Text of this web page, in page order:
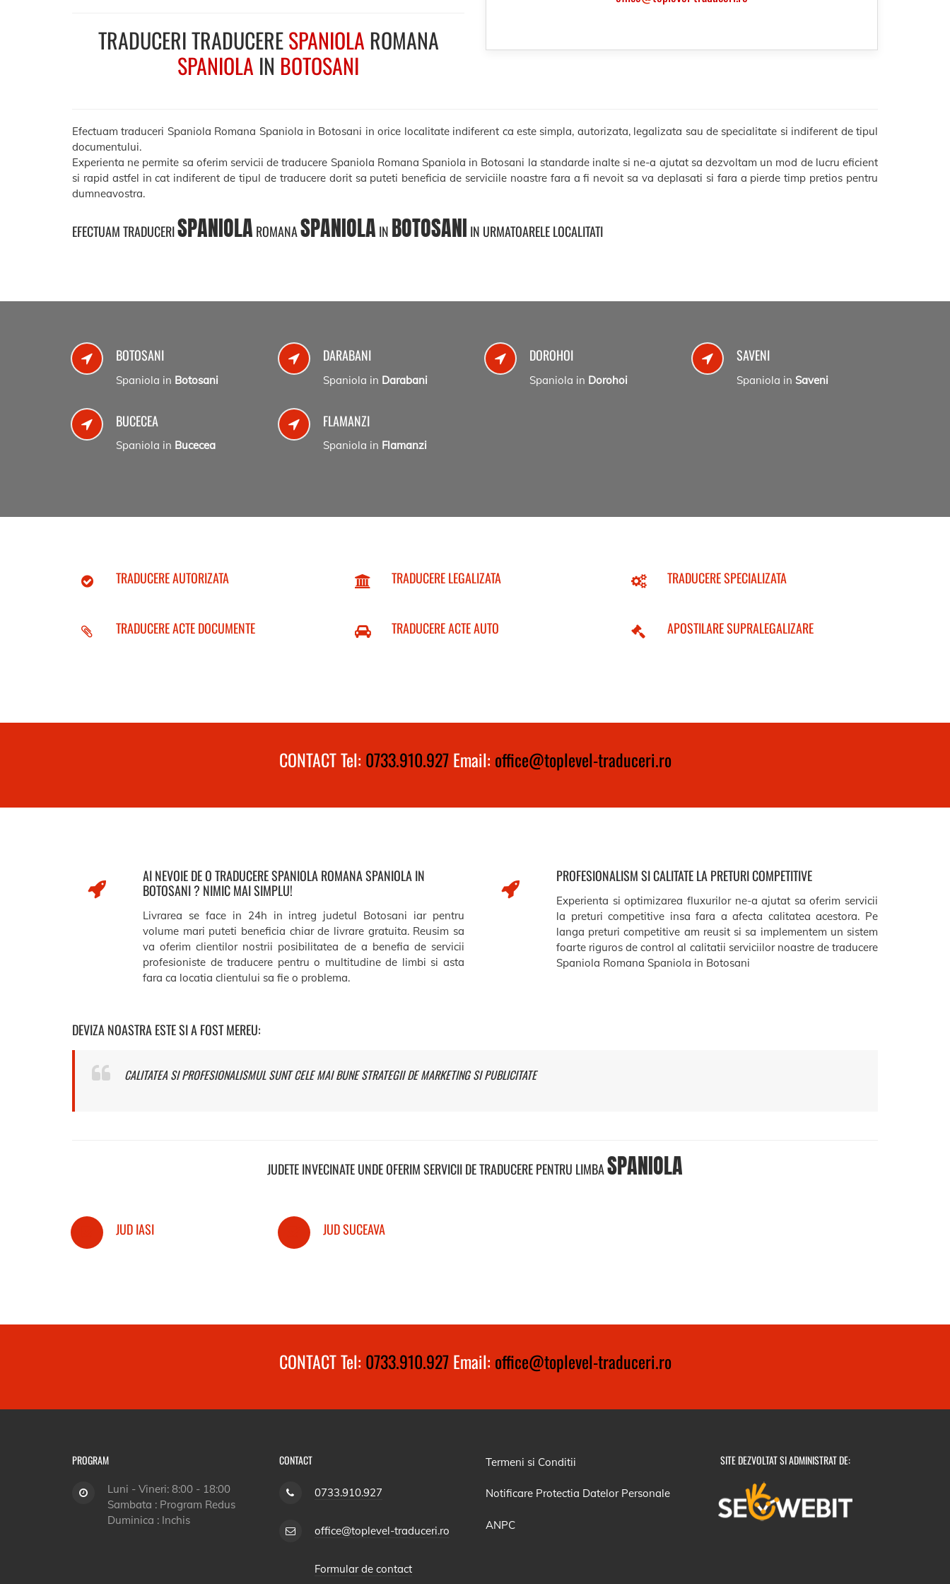
TRADUCERI TRADUCERESPANIOLA ROMANA
SPANIOLA IN BOTOSANI
Efectuam traduceri Spaniola Romana Spaniola in Botosani in orice localitate indiferent ca este simpla, autorizata, legalizata sau de specialitate si indiferent de tipul
documentului.
Experienta ne permite sa oferim servicii de traducere Spaniola Romana Spaniola in Botosani la standarde inalte si ne-a ajutat sa dezvoltam un mod de lucru eficient
si rapid astfel in cat indiferent de tipul de traducere dorit sa puteti beneficia de serviciile noastre fara a fi nevoit sa va deplasati si fara a pierde timp pretios pentru
dumneavostra.
EFECTUAM TRADUCERISPANIOLA ROMANASPANIOLA IN BOTOSANI IN URMATOARELE LOCALITATI
BOTOSANI
Spaniola in Botosani
DARABANI
Spaniola in Darabani
DOROHOI
Spaniola in Dorohoi
SAVENI
Spaniola in Saveni
BUCECEA
Spaniola in Bucecea
FLAMANZI
Spaniola in Flamanzi
TRADUCERE AUTORIZATA TRADUCERE LEGALIZATA TRADUCERE SPECIALIZATA
TRADUCERE ACTE DOCUMENTE TRADUCERE ACTE AUTO APOSTILARE SUPRALEGALIZARE
CONTACT Tel: 0733.910.927Email: office@toplevel-traduceri.ro
AI NEVOIE DE O TRADUCERE SPANIOLA ROMANA SPANIOLA IN
BOTOSANI ? NIMIC MAI SIMPLU!
Livrarea se face in 24h in intreg judetul Botosani iar pentru
volume mari puteti beneficia chiar de livrare gratuita. Reusim sa
va oferim clientilor nostrii posibilitatea de a benefia de servicii
profesioniste de traducere pentru o multitudine de limbi si asta
fara ca locatia clientului sa fie o problema.
PROFESIONALISM SI CALITATE LA PRETURI COMPETITIVE
Experienta si optimizarea fluxurilor ne-a ajutat sa oferim servicii
la preturi competitive insa fara a afecta calitatea acestora. Pe
langa preturi competitive am reusit si sa implementem un sistem
foarte riguros de control al calitatii serviciilor noastre de traducere
Spaniola Romana Spaniola in Botosani
DEVIZA NOASTRA ESTE SI A FOST MEREU:
CALITATEA SI PROFESIONALISMUL SUNT CELE MAI BUNE STRATEGII DE MARKETING SI PUBLICITATE
JUDETE INVECINATE UNDE OFERIM SERVICII DE TRADUCERE PENTRU LIMBASPANIOLA
JUD IASI JUD SUCEAVA
CONTACT Tel: 0733.910.927Email: office@toplevel-traduceri.ro
PROGRAM
Luni - Vineri: 8:00 - 18:00
Sambata : Program Redus
Duminica : Inchis
CONTACT
0733.910.927
office@toplevel-traduceri.ro
Formular de contact
Termeni si Conditii
Notificare Protectia Datelor Personale
ANPC
SITE DEZVOLTAT SI ADMINISTRAT DE: